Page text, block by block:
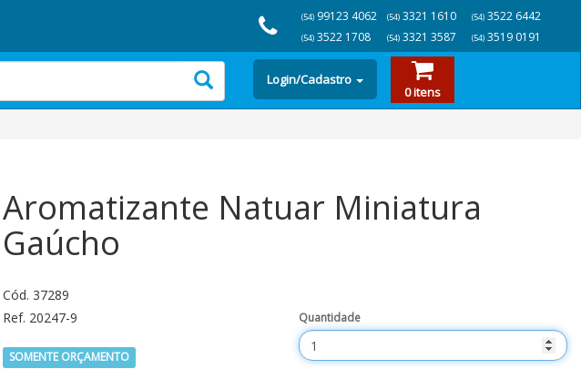
(54) 99123 4062
(54) 3522 1708
(54)3321 1610
(54)3321 3587
(54)3522 6442
(54)3519 0191
Login/Cadastro
0 itens
Aromatizante Natuar Miniatura
Gaúcho
Cód. 37289
Ref. 20247-9
SOMENTE ORÇAMENTO
Quantidade